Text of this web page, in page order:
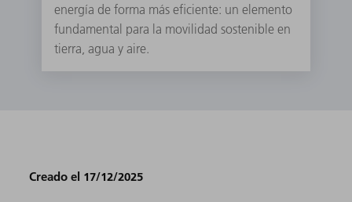
energía de forma más eficiente: un elemento
fundamental para la movilidad sostenible en
tierra, agua y aire.
Creado el 17/12/2025